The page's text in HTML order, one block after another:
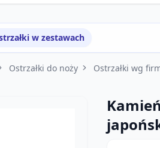
w zestawach
Ostrzałki do noży Ostrzałki wg